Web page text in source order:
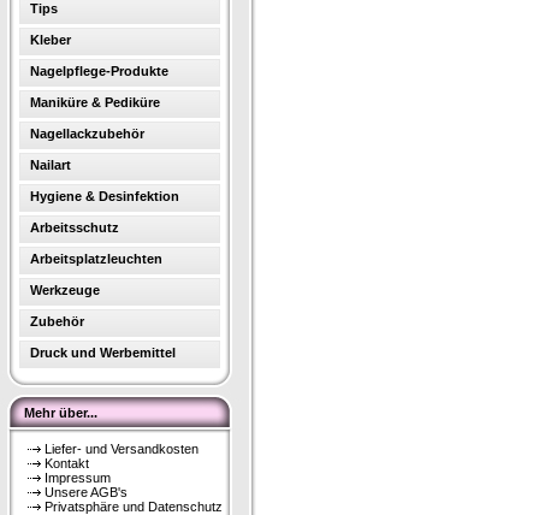
Tips
Kleber
Nagelpflege-Produkte
Maniküre & Pediküre
Nagellackzubehör
Nailart
Hygiene & Desinfektion
Arbeitsschutz
Arbeitsplatzleuchten
Werkzeuge
Zubehör
Druck und Werbemittel
Mehr über...
Liefer- und Versandkosten
Kontakt
Impressum
Unsere AGB's
Privatsphäre und Datenschutz